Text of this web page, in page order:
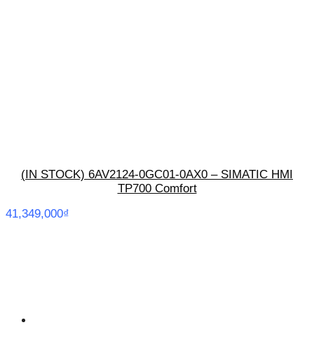
(IN STOCK) 6AV2124-0GC01-0AX0 – SIMATIC HMI
TP700 Comfort
41,349,000₫